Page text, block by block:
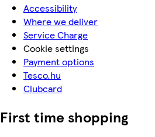
Accessibility
Where we deliver
Service Charge
Cookie settings
Payment options
Tesco.hu
Clubcard
First time shopping